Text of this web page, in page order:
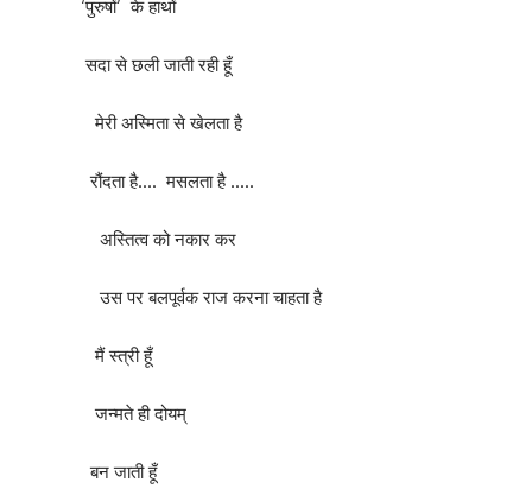
‘पुरुषों’ के हाथों
सदा से छली जाती रही हूँ
मेरी अस्मिता से खेलता है
रौंदता है…. मसलता है …..
अस्तित्व को नकार कर
उस पर बलपूर्वक राज करना चाहता है
मैं स्त्री हूँ
जन्मते ही दोयम्
बन जाती हूँ